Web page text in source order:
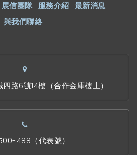
展信團隊 服務介紹 最新消息
與我們聯絡
路6號14樓（合作金庫樓上）
488（代表號）